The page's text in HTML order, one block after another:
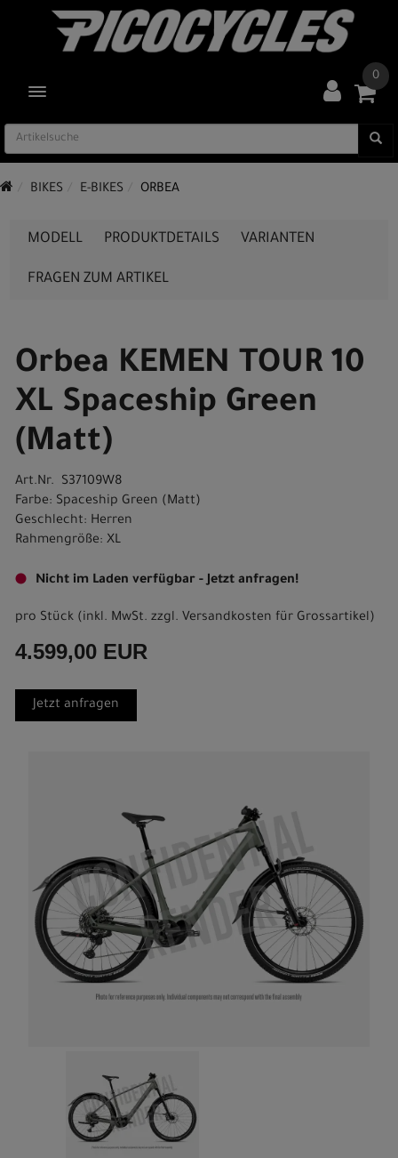
TOGGLE NAVIGATION
0
BIKES E-BIKES ORBEA
MODELL PRODUKTDETAILS VARIANTEN
FRAGEN ZUM ARTIKEL
Orbea KEMEN TOUR 10
XL Spaceship Green
(Matt)
Art.Nr. S37109W8
Farbe: Spaceship Green (Matt)
Geschlecht: Herren
Rahmengröße: XL
Nicht im Laden verfügbar - Jetzt anfragen!
pro Stück (inkl. MwSt. zzgl. Versandkosten für Grossartikel)
4.599,00 EUR
Jetzt anfragen